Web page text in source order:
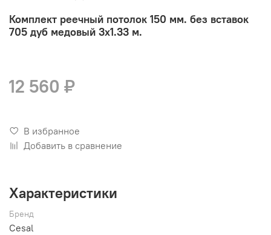
Комплект реечный потолок 150 мм. без вставок
705 дуб медовый 3х1.33 м.
12 560 ₽
В избранное
Добавить в сравнение
Характеристики
Бренд
Cesal